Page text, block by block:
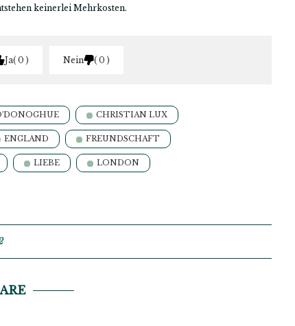
keinerlei Mehrkosten.
Ja 0 Nein 0
CHRISTIAN LUX
ENGLAND FREUNDSCHAFT
LIEBE LONDON